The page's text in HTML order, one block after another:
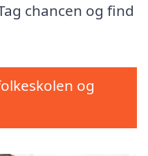
chancen og find
og